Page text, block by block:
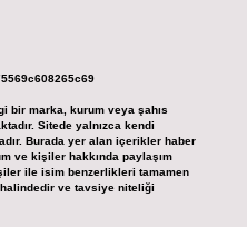
bir marka, kurum veya şahıs
Sitede yalnızca kendi
Burada yer alan içerikler haber
ve kişiler hakkında paylaşım
ile isim benzerlikleri tamamen
ve tavsiye niteliği